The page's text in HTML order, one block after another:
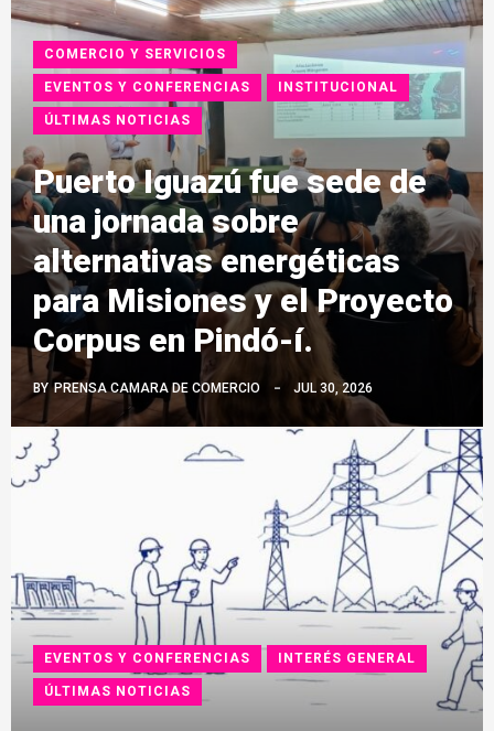
COMERCIO Y SERVICIOS
EVENTOS Y CONFERENCIAS INSTITUCIONAL
ÚLTIMAS NOTICIAS
Puerto Iguazú fue sede de
una jornada sobre
alternativas energéticas
para Misiones y el Proyecto
Corpus en Pindó-í.
BY PRENSA CAMARA DE COMERCIO JUL 30, 2026
EVENTOS Y CONFERENCIAS INTERÉS GENERAL
ÚLTIMAS NOTICIAS